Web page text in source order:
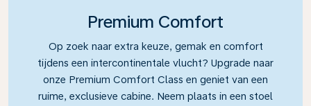
Premium Comfort
Op zoek naar extra keuze, gemak en comfort
tijdens een intercontinentale vlucht? Upgrade naar
onze Premium Comfort Class en geniet van een
ruime, exclusieve cabine. Neem plaats in een stoel